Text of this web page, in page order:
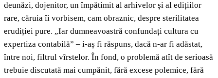
deunăzi, dojenitor, un împătimit al arhivelor și al edițiilor
rare, căruia îi vorbisem, cam obraznic, despre sterilitatea
erudiției pure. „Iar dumneavoastră confundați cultura cu
expertiza contabilă” – i-aș fi răspuns, dacă n-ar fi adăstat,
între noi, filtrul vîrstelor. În fond, o problemă atît de serioasă
trebuie discutată mai cumpănit, fără excese polemice, fără